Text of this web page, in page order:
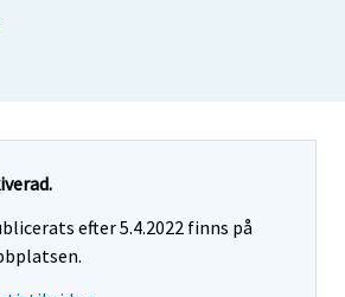
efter 5.4.2022 finns på